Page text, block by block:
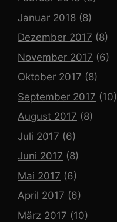
Januar 2018 (8)
Dezember 2017 (8)
November 2017 (6)
Oktober 2017 (8)
September 2017 (10)
August 2017 (8)
Juli 2017 (6)
Juni 2017 (8)
Mai 2017 (6)
April 2017 (6)
März 2017 (10)